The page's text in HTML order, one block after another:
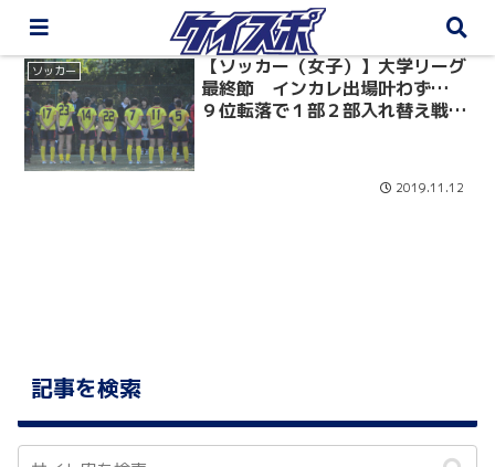
ソッカー
【ソッカー（女子）】大学リーグ
最終節 インカレ出場叶わず…
９位転落で１部２部入れ替え戦
2019.11.12
記事を検索